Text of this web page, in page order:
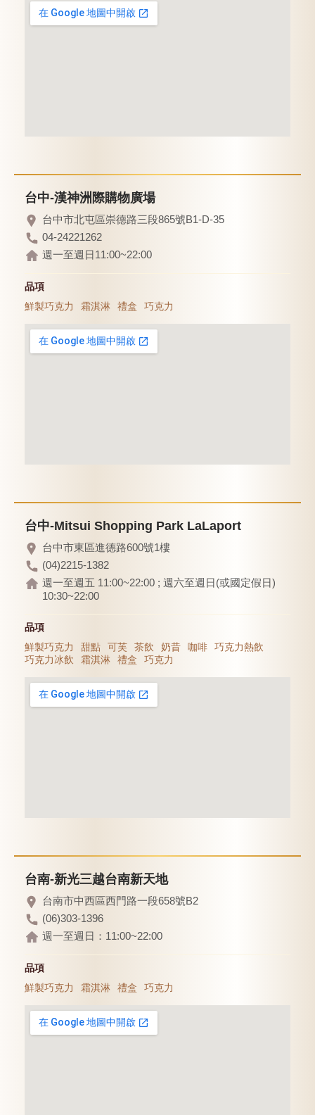
台中-漢神洲際購物廣場
台中市北屯區崇德路三段865號B1-D-35
04-24221262
週一至週日11:00~22:00
品項
鮮製巧克力
霜淇淋 禮盒 巧克力
台中-Mitsui Shopping Park LaLaport
台中市東區進德路600號1樓
(04)2215-1382
週一至週五 11:00~22:00 ; 週六至週日(或國定假日)
10:30~22:00
品項
鮮製巧克力
甜點 可芙 茶飲 奶昔 咖啡
巧克力熱飲
巧克力冰飲
霜淇淋 禮盒 巧克力
台南-新光三越台南新天地
台南市中西區西門路一段658號B2
(06)303-1396
週一至週日：11:00~22:00
品項
鮮製巧克力
霜淇淋 禮盒 巧克力